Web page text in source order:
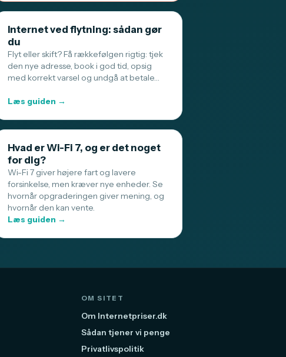
Internet ved flytning: sådan gør
du
Flyt eller skift? Få rækkefølgen rigtig: tjek
den nye adresse, book i god tid, opsig
med korrekt varsel og undgå at betale…
Læs guiden →
Hvad er Wi-Fi 7, og er det noget
for dig?
Wi-Fi 7 giver højere fart og lavere
forsinkelse, men kræver nye enheder. Se
hvornår opgraderingen giver mening, og
hvornår den kan vente.
Læs guiden →
OM SITET
Om Internetpriser.dk
Sådan tjener vi penge
Privatlivspolitik